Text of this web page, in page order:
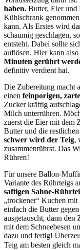
haben. Butter, Eier und
Kühlschrank
kann. Als Erstes wird
schaumig geschlagen,
entsteht. Dabei sollte
auflösen. Hier kann
Minuten gerührt
definitiv verdient hat.
Die Zubereitung macht
einen feinporigen,
Zucker kräftig
Milch unterrühren.
zuerst die Eier mit dem
Butter und die
schwer wird der Teig,
zusammenrührst. Das
Rühren!
Für unsere Ballon-
Variante des Rührteigs
saftigen Sahne-
„trockener“ Kuchen
einfach die Butter
ausgetauscht, dann den
mit dem Schneebesen
dazu und fertig!
Teig am besten gleich